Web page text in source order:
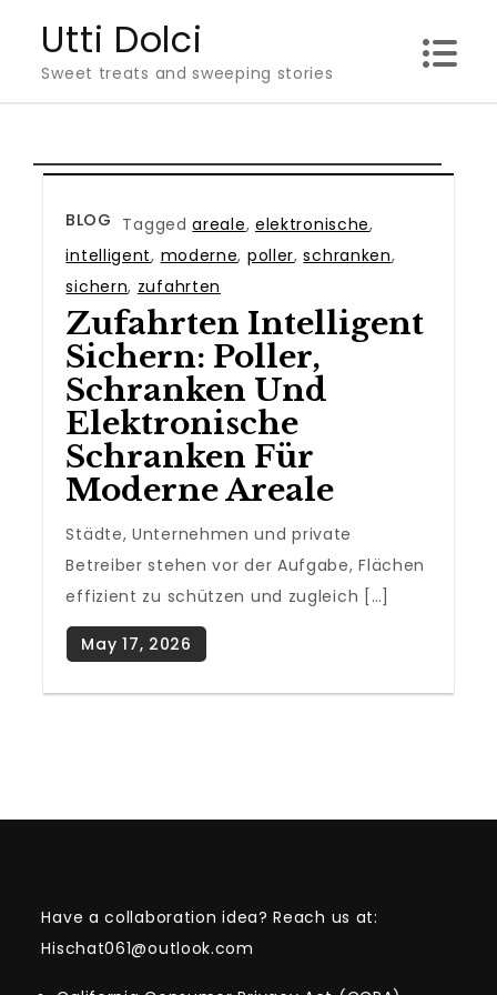
content
Utti Dolci
Sweet treats and sweeping stories
BLOG Taggedareale, elektronische,
intelligent, moderne, poller,schranken,
sichern, zufahrten
Zufahrten Intelligent
Sichern: Poller,
Schranken Und
Elektronische
Schranken Für
Moderne Areale
Städte, Unternehmen und private
Betreiber stehen vor der Aufgabe, Flächen
effizient zu schützen und zugleich […]
Have a collaboration idea? Reach us at:
Hischat061@outlook.com